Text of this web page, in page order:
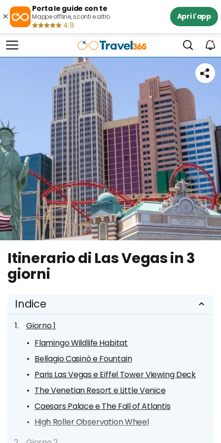
×
Porta le guide con te
Mappe offline, sconti e altro
4.9
Apri l'app
Itinerario di Las Vegas in 3
giorni
Indice
Giorno 1
Flamingo Wildlife Habitat
Bellagio Casinò e Fountain
Paris Las Vegas e Eiffel Tower Viewing Deck
The Venetian Resort e Little Venice
Caesars Palace e The Fall of Atlantis
High Roller Observation Wheel